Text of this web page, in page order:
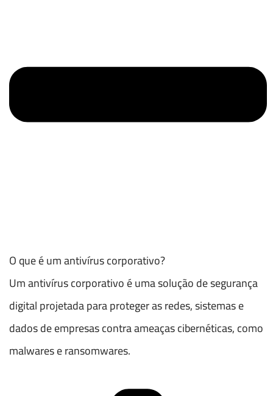
O que é um antivírus corporativo?
Um antivírus corporativo é uma solução de segurança
digital projetada para proteger as redes, sistemas e
dados de empresas contra ameaças cibernéticas, como
malwares e ransomwares.